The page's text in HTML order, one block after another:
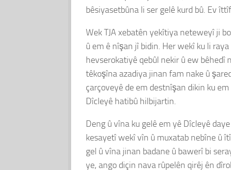
bêsiyasetbûna li ser gelê kurd bû. Ev
Wek TJA xebatên yekîtiya neteweyî ji
û em ê nîşan jî bidin. Her wekî ku li
hevserokatiyê qebûl nekir û ew bêhedî
têkoşîna azadiya jinan fam nake û
çarçoveyê de em destnîşan dikin ku
Dîcleyê hatibû hilbijartin.
Deng û vîna ku gelê em yê Dîcleyê
kesayetî wekî vîn û muxatab nebîne û
gel û vîna jinan badane û bawerî bi
ye, ango diçin nava rûpelên qirêj ên